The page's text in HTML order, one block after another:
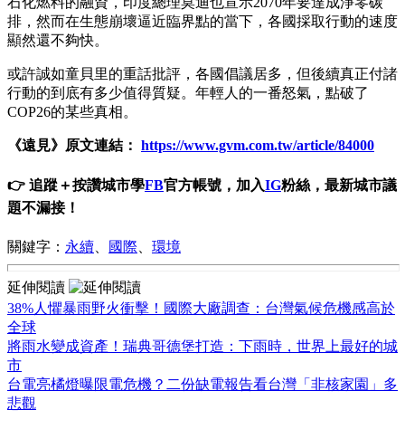
排，然而在生態崩壞逼近臨界點的當下，各國採取行動的速度
顯然還不夠快。
或許誠如童貝里的重話批評，各國倡議居多，但後續真正付諸
行動的到底有多少值得質疑。年輕人的一番怒氣，點破了
COP26的某些真相。
《遠見》原文連結： https://www.gvm.com.tw/article/84000
👉 追蹤＋按讚城市學FB官方帳號，加入IG粉絲，最新城市議
題不漏接！
關鍵字： 永續 國際 環境
延伸閱讀
38%人懼暴雨野火衝擊！國際大廠調查：台灣氣候危機感高於
全球
將雨水變成資產！瑞典哥德堡打造：下雨時，世界上最好的城
市
台電亮橘燈曝限電危機？二份缺電報告看台灣「非核家園」多
悲觀